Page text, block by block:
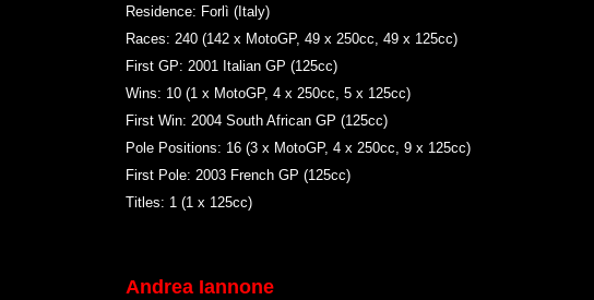
Residence: Forlì (Italy)
Races: 240 (142 x MotoGP, 49 x 250cc, 49 x 125cc)
First GP: 2001 Italian GP (125cc)
Wins: 10 (1 x MotoGP, 4 x 250cc, 5 x 125cc)
First Win: 2004 South African GP (125cc)
Pole Positions: 16 (3 x MotoGP, 4 x 250cc, 9 x 125cc)
First Pole: 2003 French GP (125cc)
Titles: 1 (1 x 125cc)
Andrea Iannone